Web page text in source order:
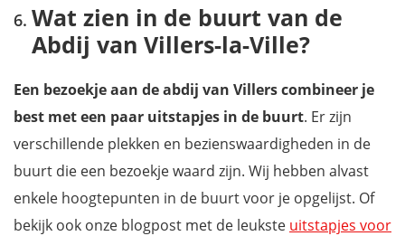
Wat zien in de buurt van de
Abdij van Villers-la-Ville?
Een bezoekje aan de abdij van Villers combineer je
best met een paar uitstapjes in de buurt. Er zijn
verschillende plekken en bezienswaardigheden in de
buurt die een bezoekje waard zijn. Wij hebben alvast
enkele hoogtepunten in de buurt voor je opgelijst. Of
bekijk ook onze blogpost met de leukste uitstapjes voor